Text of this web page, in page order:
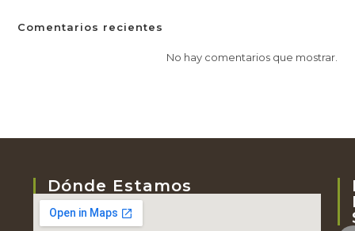
Comentarios recientes
No hay comentarios que mostrar.
Dónde Estamos